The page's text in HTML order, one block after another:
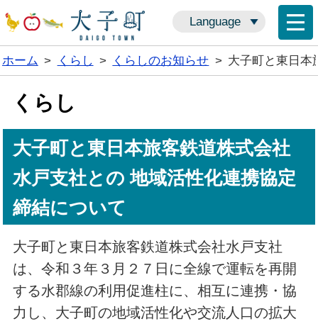
Language
ホーム > くらし > くらしのお知らせ > 大子町と東日本
くらし
大子町と東日本旅客鉄道株式会社
水戸支社との 地域活性化連携協定
締結について
大子町と東日本旅客鉄道株式会社水戸支社
は、令和３年３月２７日に全線で運転を再開
する水郡線の利用促進柱に、相互に連携・協
力し、大子町の地域活性化や交流人口の拡大